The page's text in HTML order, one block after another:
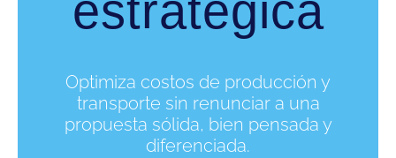
estratégica
Optimiza costos de producción y
transporte sin renunciar a una
propuesta sólida, bien pensada y
diferenciada.